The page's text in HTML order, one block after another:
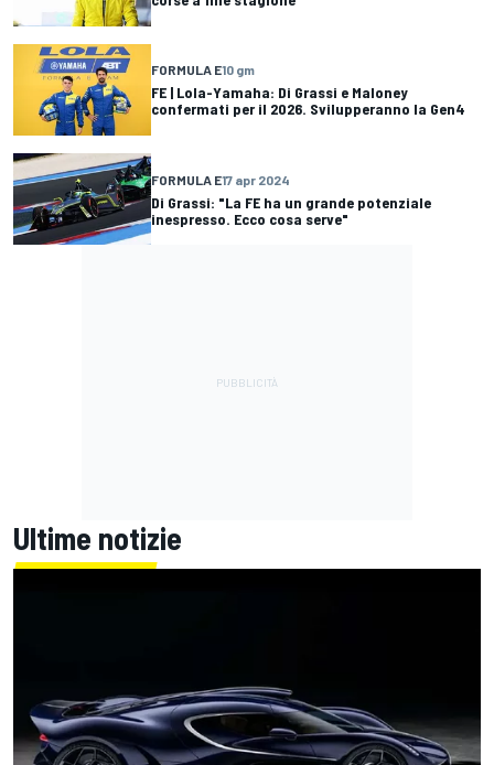
FORMULA E10 gm
FE | Lola-Yamaha: Di Grassi e Maloney
confermati per il 2026. Svilupperanno la Gen4
FORMULA E17 apr 2024
Di Grassi: "La FE ha un grande potenziale
inespresso. Ecco cosa serve"
Ultime notizie